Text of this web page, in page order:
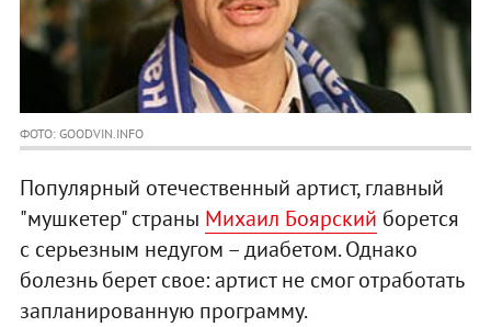
ФОТО: GOODVIN.INFO
Популярный отечественный артист, главный
"мушкетер" страны Михаил Боярский борется
с серьезным недугом – диабетом. Однако
болезнь берет свое: артист не смог отработать
запланированную программу.